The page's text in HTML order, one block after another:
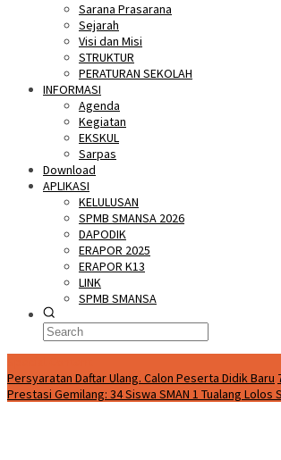
Sarana Prasarana
Sejarah
Visi dan Misi
STRUKTUR
PERATURAN SEKOLAH
INFORMASI
Agenda
Kegiatan
EKSKUL
Sarpas
Download
APLIKASI
KELULUSAN
SPMB SMANSA 2026
DAPODIK
ERAPOR 2025
ERAPOR K13
LINK
SPMB SMANSA
Persyaratan Daftar Ulang. Calon Peserta Didik Baru
Prestasi Gemilang: 34 Siswa SMAN 1 Tualang Lolos